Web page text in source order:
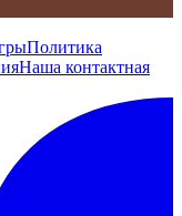
Политика
Наша контактная